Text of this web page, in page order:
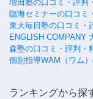
増田塾の口コミ・評判
臨海セミナーの口コミ
東大毎日塾の口コミ・
ENGLISH COMPANY
森塾の口コミ・評判・
個別指導WAM（ワム
ランキングから探